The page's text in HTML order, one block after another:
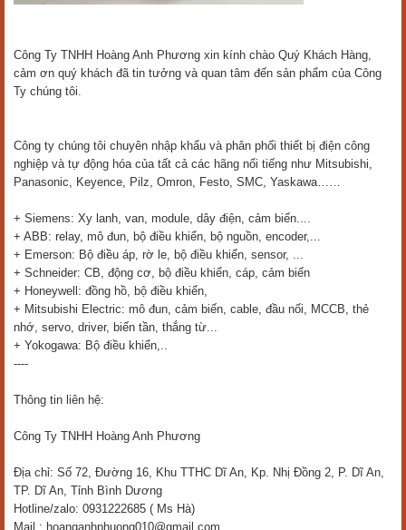
Công Ty TNHH Hoàng Anh Phương xin kính chào Quý Khách Hàng,
cảm ơn quý khách đã tin tưởng và quan tâm đến sản phẩm của Công
Ty chúng tôi.
Công ty chúng tôi chuyên nhập khẩu và phân phối thiết bị điện công
nghiệp và tự động hóa của tất cả các hãng nổi tiếng như Mitsubishi,
Panasonic, Keyence, Pilz, Omron, Festo, SMC, Yaskawa……
+ Siemens: Xy lanh, van, module, dây điện, cảm biến....
+ ABB: relay, mô đun, bộ điều khiển, bộ nguồn, encoder,...
+ Emerson: Bộ điều áp, rờ le, bộ điều khiển, sensor, ...
+ Schneider: CB, động cơ, bộ điều khiển, cáp, cảm biến
+ Honeywell: đồng hồ, bộ điều khiển,
+ Mitsubishi Electric: mô đun, cảm biến, cable, đầu nối, MCCB, thẻ
nhớ, servo, driver, biến tần, thắng từ...
+ Yokogawa: Bộ điều khiển,..
----
Thông tin liên hệ:
Công Ty TNHH Hoàng Anh Phương
Địa chỉ: Số 72, Đường 16, Khu TTHC Dĩ An, Kp. Nhị Đồng 2, P. Dĩ An,
TP. Dĩ An, Tỉnh Bình Dương
Hotline/zalo: 0931222685 ( Ms Hà)
Mail : hoanganhphuong010@gmail.com